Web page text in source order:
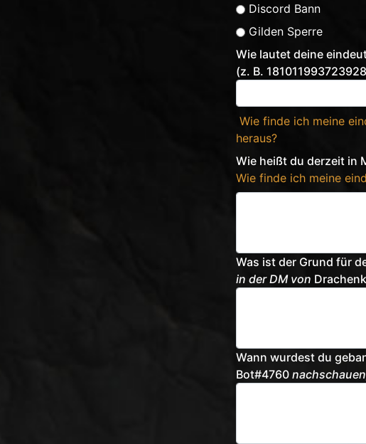
Discord Bann
Gilden Sperre
Wie lautet deine
(z. B.
Wie finde ich meine
heraus?
Wie heißt du derzeit in
Wie finde ich meine
Was ist der Grund für
in der DM von
Wann wurdest du
Bot#4760